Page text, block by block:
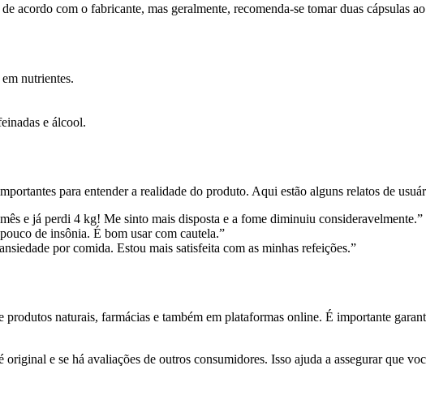
acordo com o fabricante, mas geralmente, recomenda-se tomar duas cápsulas
nutrientes.
e álcool.
para entender a realidade do produto. Aqui estão alguns relatos de
e já perdi 4 kg! Me sinto mais disposta e a fome diminuiu consideravelmente.”
de insônia. É bom usar com cautela.”
por comida. Estou mais satisfeita com as minhas refeições.”
naturais, farmácias e também em plataformas online. É importante
e se há avaliações de outros consumidores. Isso ajuda a assegurar que